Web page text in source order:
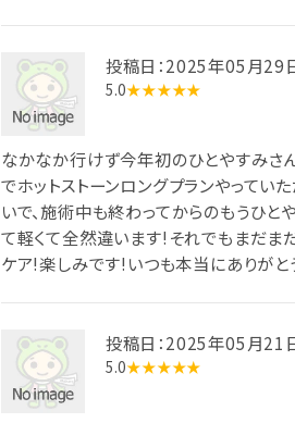
投稿日：2025年05月29
5.0★★★★★
なかなか行けず今年初のひとやすみさ
でホットストーンロングプランやってい
いで、施術中も終わってからのもうひ
て軽くて全然違います!それでもまだま
ケア!楽しみです!いつも本当にありが
投稿日：2025年05月21
5.0★★★★★